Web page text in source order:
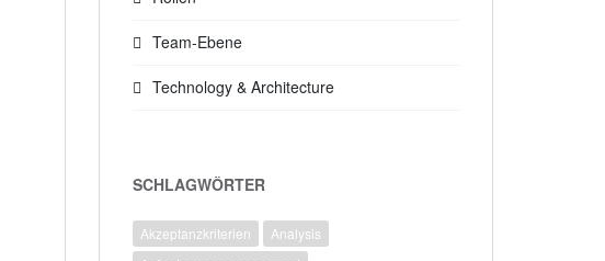
Team-Ebene
Technology & Architecture
SCHLAGWÖRTER
Akzeptanzkriterien
Analysis